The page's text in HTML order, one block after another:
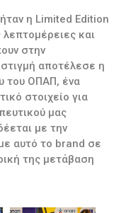
η Limited Edition
και
στην
αποτέλεσε η
του ΟΠΑΠ, ένα
στοιχείο για
μας
με την
αυτό το brand σε
της μετάβαση